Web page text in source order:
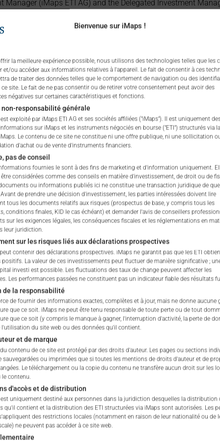
Bienvenue sur iMaps !
la meilleure expérience possible, nous utilisons des technologies telles que les
et/ou accéder aux informations relatives à l'appareil. Le fait de consentir à ces
de traiter des données telles que le comportement de navigation ou des
site. Le fait de ne pas consentir ou de retirer votre consentement peut avoir des
négatives sur certaines caractéristiques et fonctions.
non-responsabilité générale
exploité par iMaps ETI AG et ses sociétés affiliées ("iMaps"). Il est uniquement
sur iMaps et les instruments négociés en bourse ("ETI") structurés via la
Le contenu de ce site ne constitue ni une offre publique, ni une sollicitation
d'achat ou de vente d'instruments financiers.
pas de conseil
fournies le sont à des fins de marketing et d'information uniquement.
considérées comme des conseils en matière d'investissement, de droit ou de
ou informations publiés ici ne constitue une transaction juridique de
de prendre une décision d'investissement, les parties intéressées doivent lire
tous les documents relatifs aux risques (prospectus de base, y compris tous les
conditions finales, KID le cas échéant) et demander l'avis de conseillers
sur les exigences légales, les conséquences fiscales et les réglementations en
leur juridiction.
sur les risques liés aux déclarations prospectives
contenir des déclarations prospectives. iMaps ne garantit pas que les ETI
positifs. La valeur de ces investissements peut fluctuer de manière significative ;
investi est possible. Les fluctuations des taux de change peuvent affecter les
Les performances passées ne constituent pas un indicateur fiable des résultats
de la responsabilité
de fournir des informations exactes, complètes et à jour, mais ne donne aucune
que ce soit. iMaps ne peut être tenu responsable de toute perte ou de tout
que ce soit (y compris le manque à gagner, l'interruption d'activité, la perte de
l'utilisation du site web ou des données qu'il contient.
et de marque
contenu de ce site est protégé par des droits d'auteur. Les pages ou sections
sauvegardées ou imprimées que si toutes les mentions de droits d'auteur et de
Le téléchargement ou la copie du contenu ne transfère aucun droit sur les
le contenu.
d'accès et de distribution
uniquement destiné aux personnes dans la juridiction desquelles la distribution
qu'il contient et la distribution des ETI structurées via iMaps sont autorisées. Les
des restrictions locales (notamment en raison de leur nationalité ou de
ne peuvent pas accéder à ce site web.
(iMaps ETI AG) and the Delegated Investment
possible fee amount is disclosed as the Total
offers, which include offerings to professional investors and
n/a%
n/a%
n/a %
n/a%
n/a%
pas une offre ou une sollicitation pour l’achat ou la
Les titres susmentionnés ont été offerts au public et sont
qui envisagent d’investir dans l’un de ces